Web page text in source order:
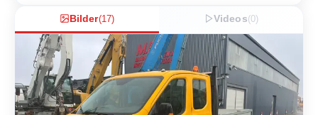
Bilder(17) Videos(0)